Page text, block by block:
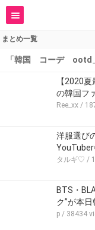
まとめ一覧
「韓国 コーデ ootd
【2020
の韓国フ
Ree_xx /
洋服選び
タルギ♡ /
BTS・
ク”が本日
p / 38434